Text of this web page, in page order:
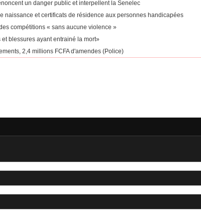
un danger public et interpellent la Senelec
naissance et certificats de résidence aux personnes handicapées
compétitions « sans aucune violence »
blessures ayant entrainé la mort»
2,4 millions FCFA d'amendes (Police)